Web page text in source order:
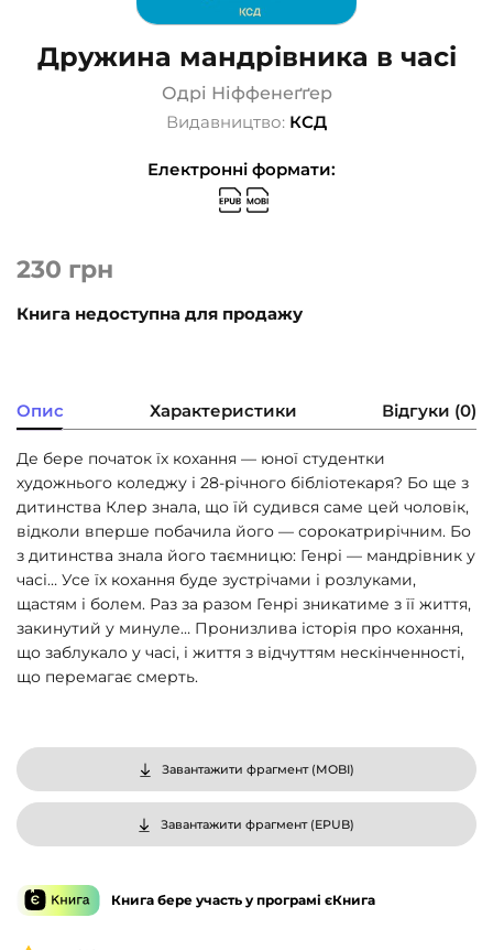
Дружина мандрівника в часі
Одрі Ніффенеґґер
Видавництво: КСД
Електронні формати:
230 грн
Книга недоступна для продажу
Опис Характеристики Відгуки (0)
Де бере початок їх кохання — юної студентки
художнього коледжу і 28-річного бібліотекаря? Бо ще з
дитинства Клер знала, що їй судився саме цей чоловік,
відколи вперше побачила його — сорокатрирічним. Бо
з дитинства знала його таємницю: Генрі — мандрівник у
часі… Усе їх кохання буде зустрічами і розлуками,
щастям і болем. Раз за разом Генрі зникатиме з її життя,
закинутий у минуле… Пронизлива історія про кохання,
що заблукало у часі, і життя з відчуттям нескінченності,
що перемагає смерть.
Завантажити фрагмент (MOBI)
Завантажити фрагмент (EPUB)
Книга бере участь у програмі єКнига